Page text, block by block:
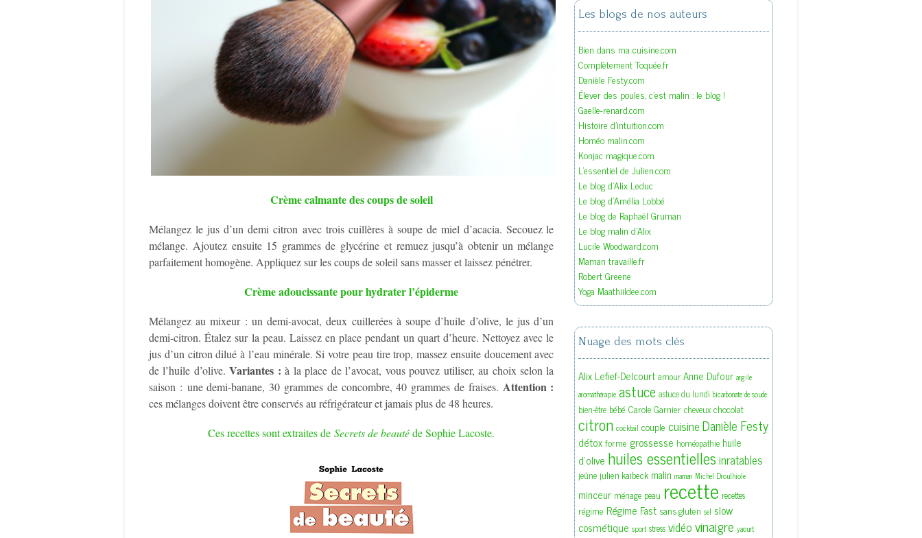
Crème calmante des coups de soleil
Mélangez le jus d’un demi citron avec trois cuillères à soupe de miel d’acacia. Secouez le
mélange. Ajoutez ensuite 15 grammes de glycérine et remuez jusqu’à obtenir un mélange
parfaitement homogène. Appliquez sur les coups de soleil sans masser et laissez pénétrer.
Crème adoucissante pour hydrater l’épiderme
Mélangez au mixeur : un demi-avocat, deux cuillerées à soupe d’huile d’olive, le jus d’un
demi-citron. Étalez sur la peau. Laissez en place pendant un quart d’heure. Nettoyez avec le
jus d’un citron dilué à l’eau minérale. Si votre peau tire trop, massez ensuite doucement avec
de l’huile d’olive. Variantes : à la place de l’avocat, vous pouvez utiliser, au choix selon la
saison : une demi-banane, 30 grammes de concombre, 40 grammes de fraises. Attention :
ces mélanges doivent être conservés au réfrigérateur et jamais plus de 48 heures.
Ces recettes sont extraites deSecrets de beautéde Sophie Lacoste.
Les blogs de nos auteurs
Bien dans ma cuisine.com
Complètement Toquée.fr
Danièle Festy.com
Élever des poules, c'est malin : le blog !
Gaelle-renard.com
Histoire d'intuition.com
Homéo malin.com
Konjac magique.com
L'essentiel de Julien.com
Le blog d'Alix Leduc
Le blog d'Amélia Lobbé
Le blog de Raphaël Gruman
Le blog malin d'Alix
Lucile Woodward.com
Maman travaille.fr
Robert Greene
Yoga Maathiildee.com
Nuage des mots clés
Alix Lefief-Delcourt amour Anne Dufour argile
aromathérapie astuce astuce du lundi bicarbonate de soude
bien-être bébé Carole Garnier cheveux chocolat
citron cocktail couple cuisineDanièle Festy
détoxforme grossesse homéopathie huile
d'olive huiles essentiellesinratables
jeûne julien kaibeck malin maman Michel Droulhiole
minceur ménage peau recette recettes
régime Régime Fast sans gluten sel slow
cosmétique sport stress vidéovinaigre yaourt